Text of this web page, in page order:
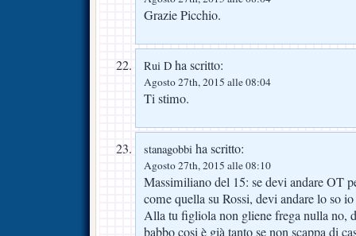
Grazie Picchio.
Rui D ha scritto:
Agosto 27th, 2015 alle 08:04
Ti stimo.
stanagobbi ha scritto:
Agosto 27th, 2015 alle 08:10
Massimiliano del 15: se devi andare OT
come quella su Rossi, devi andare lo so
Alla tu figliola non gliene frega nulla no,
babbo cosi è già tanto se non scappa di